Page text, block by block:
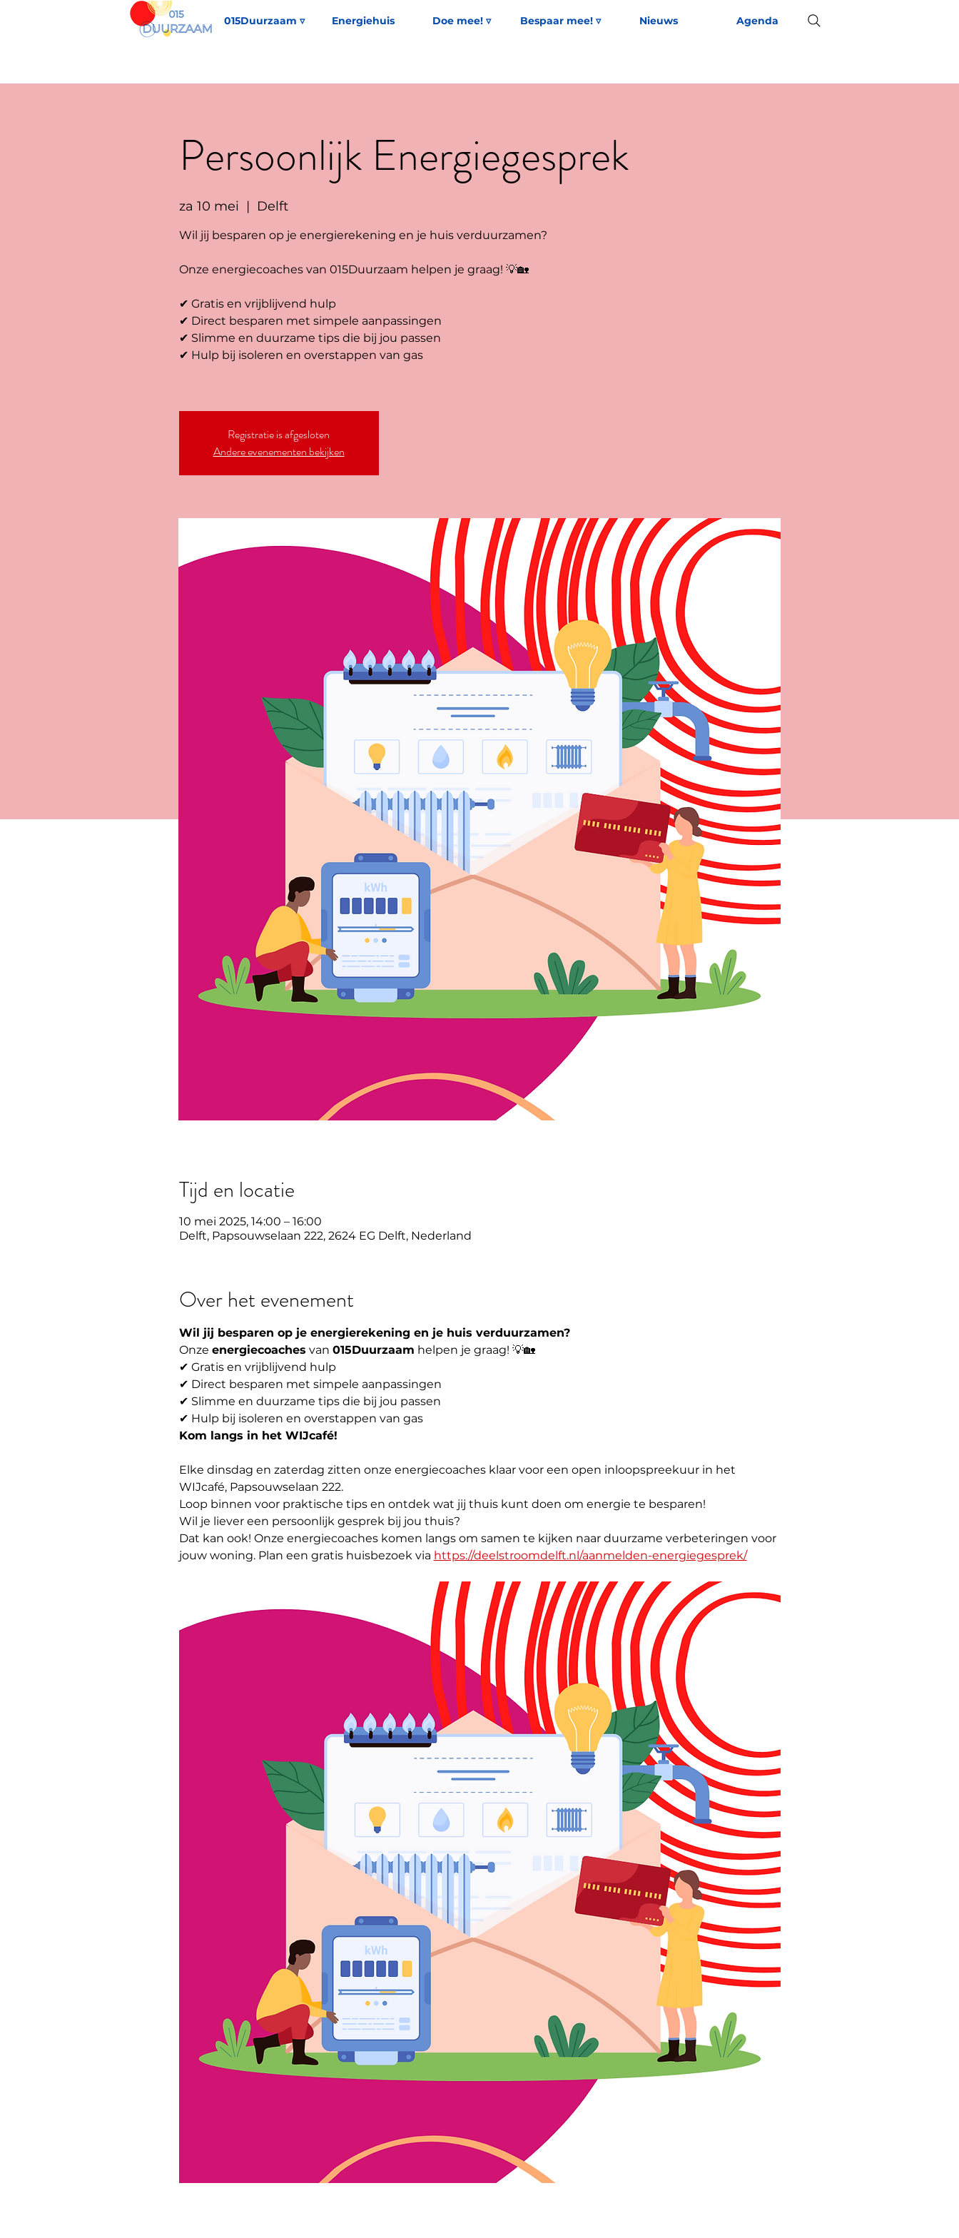
015Duurzaam ▿ Energiehuis Doe mee! ▿ Bespaar mee! ▿ Nieuws Agenda
Persoonlijk Energiegesprek
za 10 mei
  |
Delft
Wil jij besparen op je energierekening en je huis verduurzamen?
Onze energiecoaches van 015Duurzaam helpen je graag! 💡🏡
✔ Gratis en vrijblijvend hulp
✔ Direct besparen met simpele aanpassingen
✔ Slimme en duurzame tips die bij jou passen
✔ Hulp bij isoleren en overstappen van gas
Registratie is afgesloten
Andere evenementen bekijken
Tijd en locatie
10 mei 2025, 14:00 – 16:00
Delft, Papsouwselaan 222, 2624 EG Delft, Nederland
Over het evenement
Wil jij besparen op je energierekening en je huis verduurzamen?
Onze energiecoaches van 015Duurzaam helpen je graag! 💡🏡
✔ Gratis en vrijblijvend hulp
✔ Direct besparen met simpele aanpassingen
✔ Slimme en duurzame tips die bij jou passen
✔ Hulp bij isoleren en overstappen van gas
Kom langs in het WIJcafé!
Elke dinsdag en zaterdag zitten onze energiecoaches klaar voor een open inloopspreekuur in het
WIJcafé, Papsouwselaan 222.
Loop binnen voor praktische tips en ontdek wat jij thuis kunt doen om energie te besparen!
Wil je liever een persoonlijk gesprek bij jou thuis?
Dat kan ook! Onze energiecoaches komen langs om samen te kijken naar duurzame verbeteringen voor
jouw woning. Plan een gratis huisbezoek via https://deelstroomdelft.nl/aanmelden-energiegesprek/